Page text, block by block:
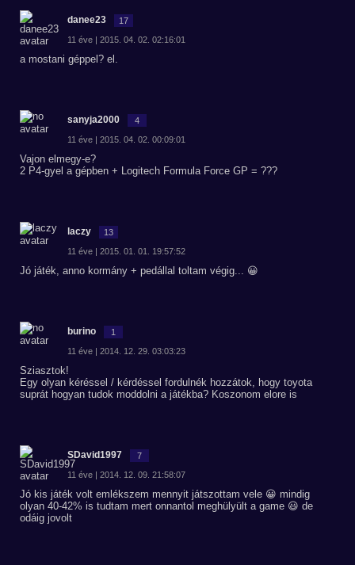
danee23 17
11 éve | 2015. 04. 02. 02:16:01
a mostani géppel? el.
sanyja2000 4
11 éve | 2015. 04. 02. 00:09:01
Vajon elmegy-e?
2 P4-gyel a gépben + Logitech Formula Force GP = ???
laczy 13
11 éve | 2015. 01. 01. 19:57:52
Jó játék, anno kormány + pedállal toltam végig... 😀
burino 1
11 éve | 2014. 12. 29. 03:03:23
Sziasztok!
Egy olyan kéréssel / kérdéssel fordulnék hozzátok, hogy toyota
suprát hogyan tudok moddolni a játékba? Koszonom elore is
SDavid1997 7
11 éve | 2014. 12. 09. 21:58:07
Jó kis játék volt emlékszem mennyit játszottam vele 😀 mindig
olyan 40-42% is tudtam mert onnantol meghülyült a game 😃 de
odáig jovolt